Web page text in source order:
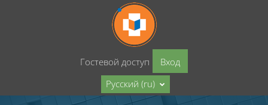
Перейти к основному содержанию
Гостевой доступ
Вход
Русский ‎(ru)‎